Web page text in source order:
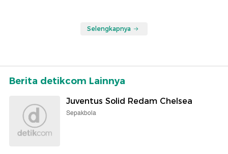
Selengkapnya
Berita detikcom Lainnya
Juventus Solid Redam Chelsea
Sepakbola